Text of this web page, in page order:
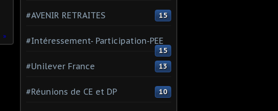
#AVENIR RETRAITES 15
#Intéressement- Participation-PEE
15
#Unilever France 13
#Réunions de CE et DP 10